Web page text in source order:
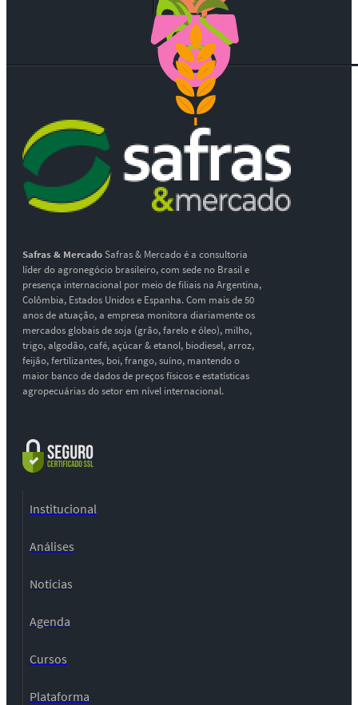
Safras & MercadoSafras & Mercado é a consultoria
líder do agronegócio brasileiro, com sede no Brasil e
presença internacional por meio de filiais na Argentina,
Colômbia, Estados Unidos e Espanha. Com mais de 50
anos de atuação, a empresa monitora diariamente os
mercados globais de soja (grão, farelo e óleo), milho,
trigo, algodão, café, açúcar & etanol, biodiesel, arroz,
feijão, fertilizantes, boi, frango, suíno, mantendo o
maior banco de dados de preços físicos e estatísticas
agropecuárias do setor em nível internacional.
Institucional
Análises
Notícias
Agenda
Cursos
Plataforma